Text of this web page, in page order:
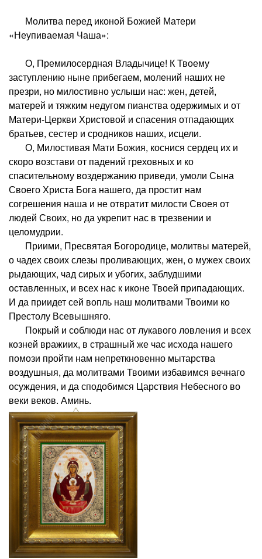
Молитва перед иконой Божией Матери
«Неупиваемая Чаша»:
О, Премилосердная Владычице! К Твоему
заступлению ныне прибегаем, молений наших не
презри, но милостивно услыши нас: жен, детей,
матерей и тяжким недугом пианства одержимых и от
Матери-Церкви Христовой и спасения отпадающих
братьев, сестер и сродников наших, исцели.
О, Милостивая Мати Божия, коснися сердец их и
скоро возстави от падений греховных и ко
спасительному воздержанию приведи, умоли Сына
Своего Христа Бога нашего, да простит нам
согрешения наша и не отвратит милости Своея от
людей Своих, но да укрепит нас в трезвении и
целомудрии.
Приими, Пресвятая Богородице, молитвы матерей,
о чадех своих слезы проливающих, жен, о мужех своих
рыдающих, чад сирых и убогих, заблудшими
оставленных, и всех нас к иконе Твоей припадающих.
И да приидет сей вопль наш молитвами Твоими ко
Престолу Всевышняго.
Покрый и соблюди нас от лукавого ловления и всех
козней вражиих, в страшный же час исхода нашего
помози пройти нам непреткновенно мытарства
воздушныя, да молитвами Твоими избавимся вечнаго
осуждения, и да сподобимся Царствия Небесного во
веки веков. Аминь.